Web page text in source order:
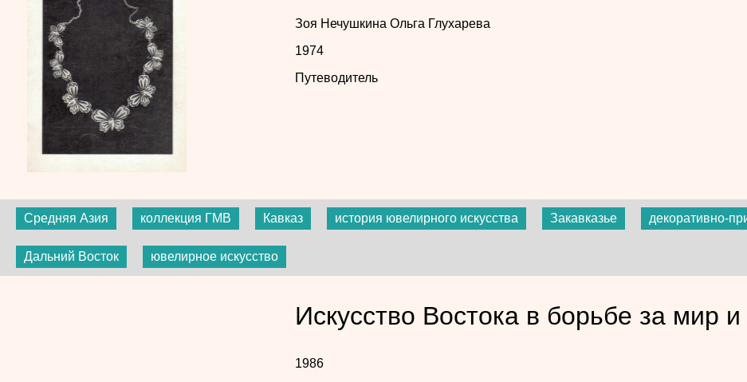
Зоя Нечушкина Ольга Глухарева
1974
Путеводитель
Средняя Азия коллекция ГМВ Кавказ история ювелирного искусства Закавказье декоративно-
Дальний Восток ювелирное искусство
Искусство Востока в борьбе за мир
1986